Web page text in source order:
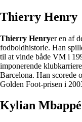
Thierry Henry
Thierry Henryer en af
fodboldhistorie. Han
til at vinde både VM i
imponerende
Barcelona. Han scorede
Golden Foot-prisen i
Kylian Mbappé